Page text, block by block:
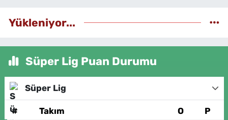
Yükleniyor...
Süper Lig Puan Durumu
Süper Lig
# Takım O P